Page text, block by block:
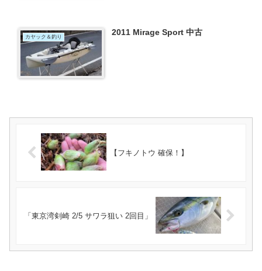
カヤック＆釣り 2011 Mirage Sport 中古
【フキノトウ 確保！】
「東京湾剣崎 2/5 サワラ狙い 2回目」